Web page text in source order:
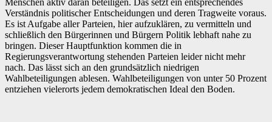
Menschen aktiv daran beteiligen. Das setzt ein entsprechendes
Verständnis politischer Entscheidungen und deren Tragweite voraus.
Es ist Aufgabe aller Parteien, hier aufzuklären, zu vermitteln und
schließlich den Bürgerinnen und Bürgern Politik lebhaft nahe zu
bringen. Dieser Hauptfunktion kommen die in
Regierungsverantwortung stehenden Parteien leider nicht mehr
nach. Das lässt sich an den grundsätzlich niedrigen
Wahlbeteiligungen ablesen. Wahlbeteiligungen von unter 50 Prozent
entziehen vielerorts jedem demokratischen Ideal den Boden.